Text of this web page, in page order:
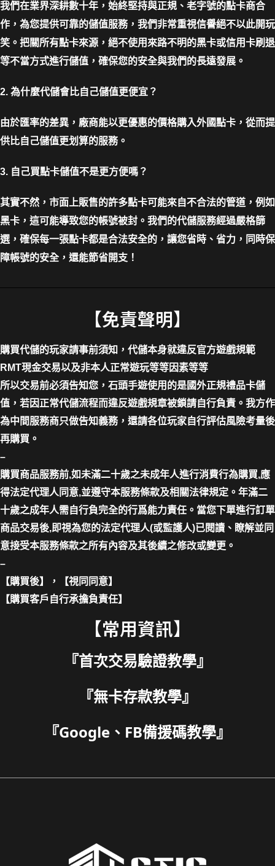
我們在業界深耕數十年，始終堅持與正規、老字號的點卡商合
作，為您提供可靠的儲值服務，我們非常重視信譽絕不以此開玩
笑。把關所有點卡來源，絕不使用來路不明的黑卡或信用卡刷退
等不當方式進行儲值，確保您的安全與我們的長遠發展。
2. 為什麼代儲會比自己儲值更便宜？
由於匯率的差異，廠商能以更優惠的價格購入外國點卡，從而提
供比自己儲值更划算的服務。
3. 自己買點卡儲值不是更方便嗎？
其實不然，市面上販售的許多點卡可能來自不合法的管道，例如
黑卡，這可能導致您的帳號被封。我們的代儲服務經過嚴格篩
選，確保每一張點卡都是合法安全的，讓您省時、省力，同時保
障帳號的安全，還能節省開支！
【免責聲明】
購買代儲的玩家請事前須知，代儲本身就違反官方遊戲規範
RMT現金交易以及非本人正常遊玩等等因素等等
所以交易前必須告知您，石頭手遊使用的是國外正規禮品卡儲
值，若因正常代儲流程而違反遊戲規章被鎖請自行負責。我方作
為中間服務商只做告知義務，還請各位玩家自行評估風險考量後
再購買。
–
購買商品服務前,如未滿二十歲之未成年人進行消費行為購買,應
得法定代理人同意,並遵守本服務條款及相關法律規定。年滿二
十歲之成年人需自行負完全的行爲能力責任。當您下單進行訂單
商品交易後,即視為您的法定代理人(或監護人)已閱讀、瞭解並同
意接受本服務條款之所有內容及其後續之修改或變更。
–
【購買後】，【視同同意】
【購買客戶自行承擔負責任】
【常用資訊】
『首次交易驗證教學』
『無卡存款教學』
『Google、FB備援碼教學』